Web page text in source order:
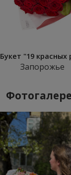
Букет "19 красных
Запорожье